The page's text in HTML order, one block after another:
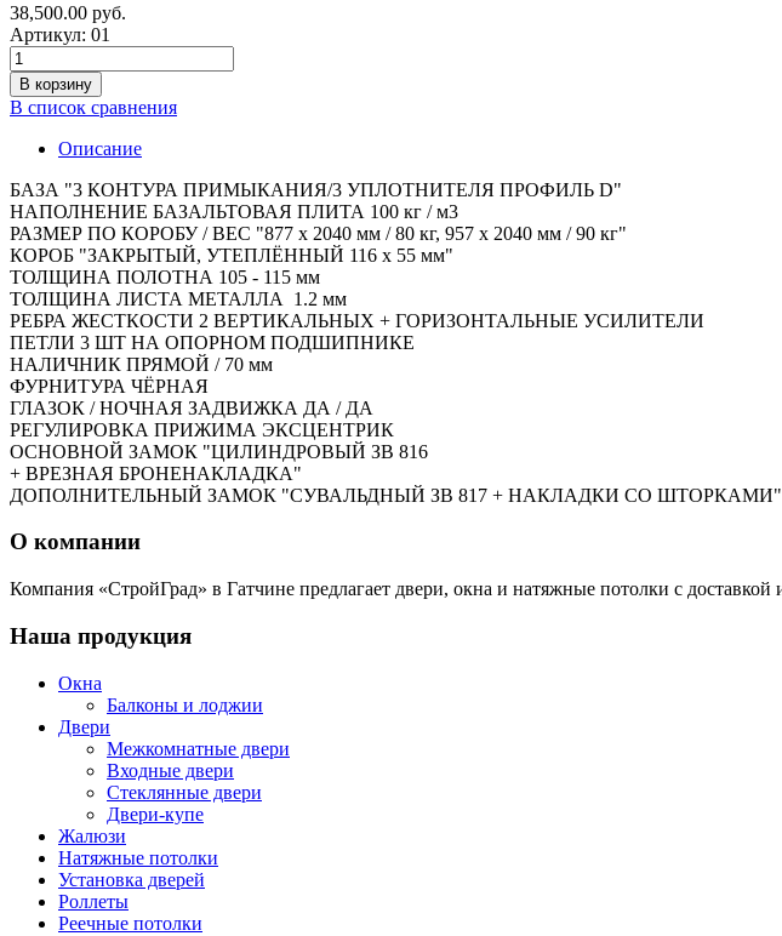
38,500.00 руб.
Артикул: 01
В список сравнения
Описание
БАЗА "3 КОНТУРА ПРИМЫКАНИЯ/3 УПЛОТНИТЕЛЯ ПРОФИЛЬ D"
НАПОЛНЕНИЕ БАЗАЛЬТОВАЯ ПЛИТА 100 кг / м3
РАЗМЕР ПО КОРОБУ / ВЕС "877 х 2040 мм / 80 кг, 957 х 2040 мм / 90 кг"
КОРОБ "ЗАКРЫТЫЙ, УТЕПЛЁННЫЙ 116 х 55 мм"
ТОЛЩИНА ПОЛОТНА 105 - 115 мм
ТОЛЩИНА ЛИСТА МЕТАЛЛА 1.2 мм
РЕБРА ЖЕСТКОСТИ 2 ВЕРТИКАЛЬНЫХ + ГОРИЗОНТАЛЬНЫЕ УСИЛИТЕЛИ
ПЕТЛИ 3 ШТ НА ОПОРНОМ ПОДШИПНИКЕ
НАЛИЧНИК ПРЯМОЙ / 70 мм
ФУРНИТУРА ЧЁРНАЯ
ГЛАЗОК / НОЧНАЯ ЗАДВИЖКА ДА / ДА
РЕГУЛИРОВКА ПРИЖИМА ЭКСЦЕНТРИК
ОСНОВНОЙ ЗАМОК "ЦИЛИНДРОВЫЙ ЗВ 816
+ ВРЕЗНАЯ БРОНЕНАКЛАДКА"
ДОПОЛНИТЕЛЬНЫЙ ЗАМОК "СУВАЛЬДНЫЙ ЗВ 817 + НАКЛАДКИ СО ШТОРКАМИ"
О компании
Компания «СтройГрад» в Гатчине предлагает двери, окна и натяжные потолки с
Наша продукция
Окна
Балконы и лоджии
Двери
Межкомнатные двери
Входные двери
Стеклянные двери
Двери-купе
Жалюзи
Натяжные потолки
Установка дверей
Роллеты
Реечные потолки